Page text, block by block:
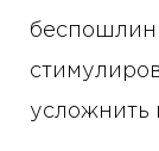
усложнить